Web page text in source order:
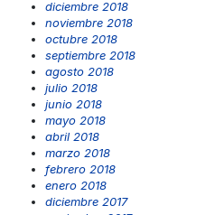
diciembre 2018
noviembre 2018
octubre 2018
septiembre 2018
agosto 2018
julio 2018
junio 2018
mayo 2018
abril 2018
marzo 2018
febrero 2018
enero 2018
diciembre 2017